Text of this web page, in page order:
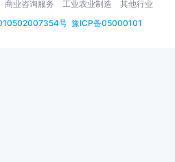
号 豫ICP备05000101
商业咨询服务 工业农业制造 其他行业